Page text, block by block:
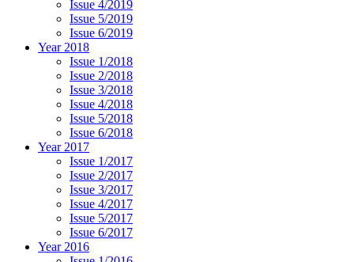
Issue 4/2019
Issue 5/2019
Issue 6/2019
Year 2018
Issue 1/2018
Issue 2/2018
Issue 3/2018
Issue 4/2018
Issue 5/2018
Issue 6/2018
Year 2017
Issue 1/2017
Issue 2/2017
Issue 3/2017
Issue 4/2017
Issue 5/2017
Issue 6/2017
Year 2016